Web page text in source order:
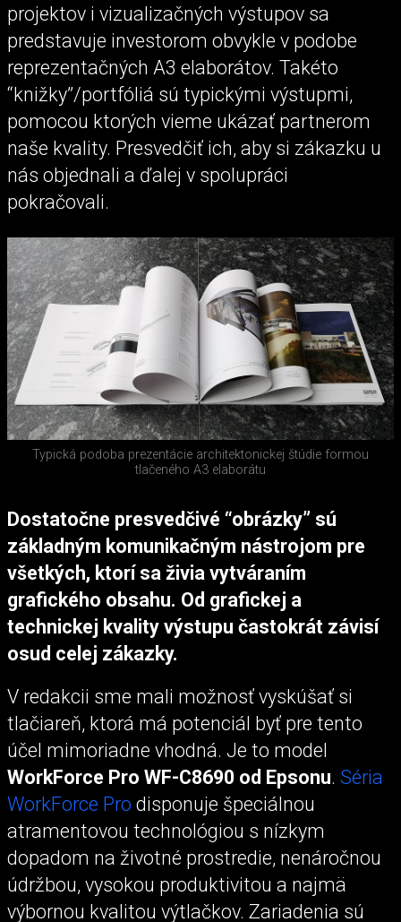
projektov i vizualizačných výstupov sa
predstavuje investorom obvykle v podobe
reprezentačných A3 elaborátov. Takéto
“knižky”/portfóliá sú typickými výstupmi,
pomocou ktorých vieme ukázať partnerom
naše kvality. Presvedčiť ich, aby si zákazku u
nás objednali a ďalej v spolupráci
pokračovali.
Typická podoba prezentácie architektonickej štúdie formou
tlačeného A3 elaborátu
Dostatočne presvedčivé “obrázky” sú
základným komunikačným nástrojom pre
všetkých, ktorí sa živia vytváraním
grafického obsahu. Od grafickej a
technickej kvality výstupu častokrát závisí
osud celej zákazky.
V redakcii sme mali možnosť vyskúšať si
tlačiareň, ktorá má potenciál byť pre tento
účel mimoriadne vhodná. Je to model
WorkForce Pro WF-C8690 od Epsonu. Séria
WorkForce Pro disponuje špeciálnou
atramentovou technológiou s nízkym
dopadom na životné prostredie, nenáročnou
údržbou, vysokou produktivitou a najmä
výbornou kvalitou výtlačkov. Zariadenia sú